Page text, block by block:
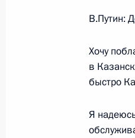
Пресс-
23 января
Начало
Романо
В.Путин:
Хочу
в
быстро
Я